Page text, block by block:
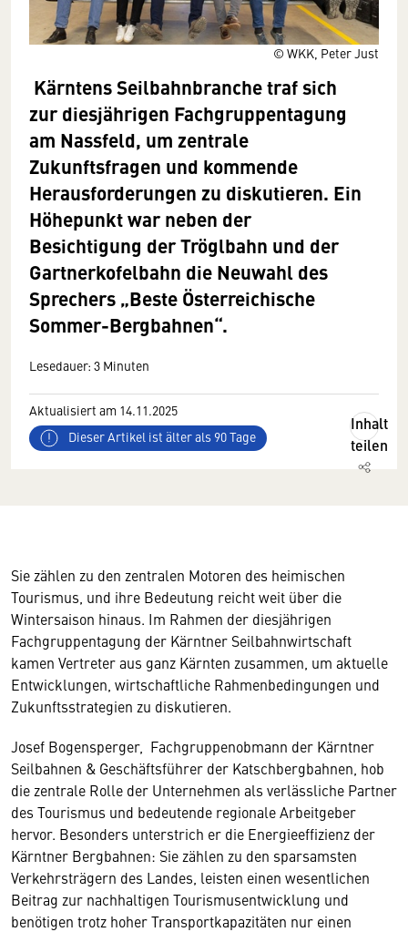
© WKK, Peter Just
Kärntens Seilbahnbranche traf sich
zur diesjährigen Fachgruppentagung
am Nassfeld, um zentrale
Zukunftsfragen und kommende
Herausforderungen zu diskutieren. Ein
Höhepunkt war neben der
Besichtigung der Tröglbahn und der
Gartnerkofelbahn die Neuwahl des
Sprechers „Beste Österreichische
Sommer-Bergbahnen“.
Lesedauer: 3 Minuten
Aktualisiert am 14.11.2025
Dieser Artikel ist älter als 90 Tage
Inhalt
teilen
Sie zählen zu den zentralen Motoren des heimischen
Tourismus, und ihre Bedeutung reicht weit über die
Wintersaison hinaus. Im Rahmen der diesjährigen
Fachgruppentagung der Kärntner Seilbahnwirtschaft
kamen Vertreter aus ganz Kärnten zusammen, um aktuelle
Entwicklungen, wirtschaftliche Rahmenbedingungen und
Zukunftsstrategien zu diskutieren.
Josef Bogensperger, Fachgruppenobmann der Kärntner
Seilbahnen & Geschäftsführer der Katschbergbahnen, hob
die zentrale Rolle der Unternehmen als verlässliche Partner
des Tourismus und bedeutende regionale Arbeitgeber
hervor. Besonders unterstrich er die Energieeffizienz der
Kärntner Bergbahnen: Sie zählen zu den sparsamsten
Verkehrsträgern des Landes, leisten einen wesentlichen
Beitrag zur nachhaltigen Tourismusentwicklung und
benötigen trotz hoher Transportkapazitäten nur einen